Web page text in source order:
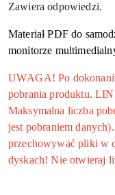
Zawiera odpowiedzi.
Materiał PDF do
monitorze
UWAGA! Po
pobrania produktu.
Maksymalna liczba
jest pobraniem
przechowywać pliki w
dyskach! Nie otwieraj